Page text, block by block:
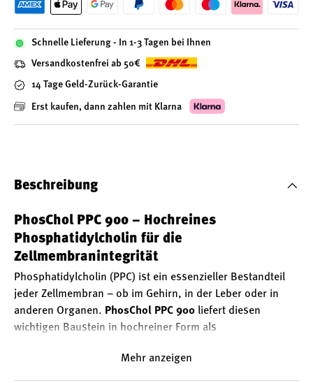
Schnelle Lieferung - In 1-3 Tagen bei Ihnen
Versandkostenfrei ab 50€
14 Tage Geld-Zurück-Garantie
Erst kaufen, dann zahlen mit Klarna
Beschreibung
PhosChol PPC 900 – Hochreines
Phosphatidylcholin für die
Zellmembranintegrität
Phosphatidylcholin (PPC) ist ein essenzieller Bestandteil
jeder Zellmembran – ob im Gehirn, in der Leber oder in
anderen Organen. PhosChol PPC 900 liefert diesen
wichtigen Baustein in hochreiner Form als
natürlicher Wirkstoff aus Soja, der sich besonders durch
seine biologische Aktivität auszeichnet.
Mehr anzeigen